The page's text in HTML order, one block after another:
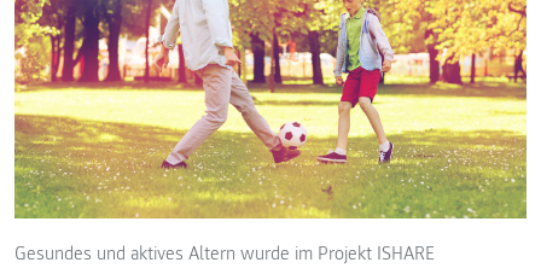
Gesundes und aktives Altern wurde im Projekt ISHARE